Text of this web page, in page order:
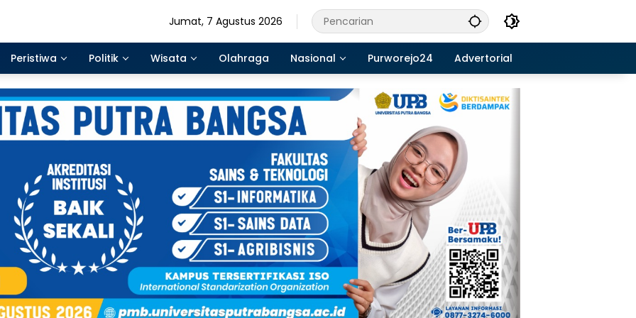
Jumat, 7 Agustus 2026
Peristiwa Politik Wisata Olahraga Nasional Purworejo24 Advertorial